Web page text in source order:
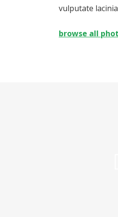
vulputate
browse all